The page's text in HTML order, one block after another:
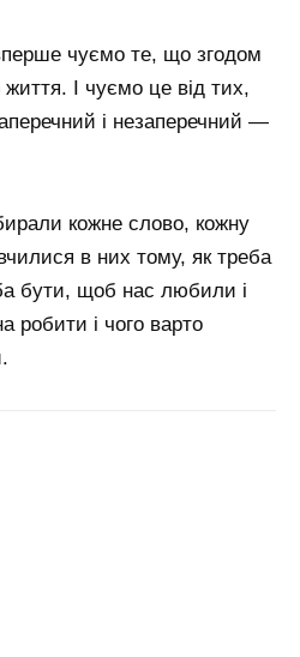
чуємо те, що згодом
І чуємо це від тих,
і незаперечний —
кожне слово, кожну
в них тому, як треба
бути, щоб нас любили і
і чого варто